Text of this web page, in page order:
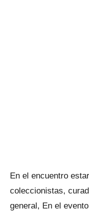
En el encuentro
coleccionistas,
general, En el